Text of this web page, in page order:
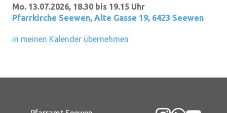
Mo. 13.07.2026, 18.30 bis 19.15 Uhr
Pfarrkirche Seewen, Alte Gasse 19, 6423 Seewen
in meinen Kalender übernehmen